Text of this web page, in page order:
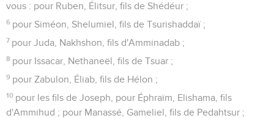
vous : pour Ruben, Élitsur, fils de Shédéur ;
6 pour Siméon, Shelumiel, fils de Tsurishaddaï ;
7 pour Juda, Nakhshon, fils d'Amminadab ;
8 pour Issacar, Nethaneël, fils de Tsuar ;
9 pour Zabulon, Éliab, fils de Hélon ;
10 pour les fils de Joseph, pour Éphraïm, Elishama, fils
d'Ammihud ; pour Manassé, Gameliel, fils de Pedahtsur ;